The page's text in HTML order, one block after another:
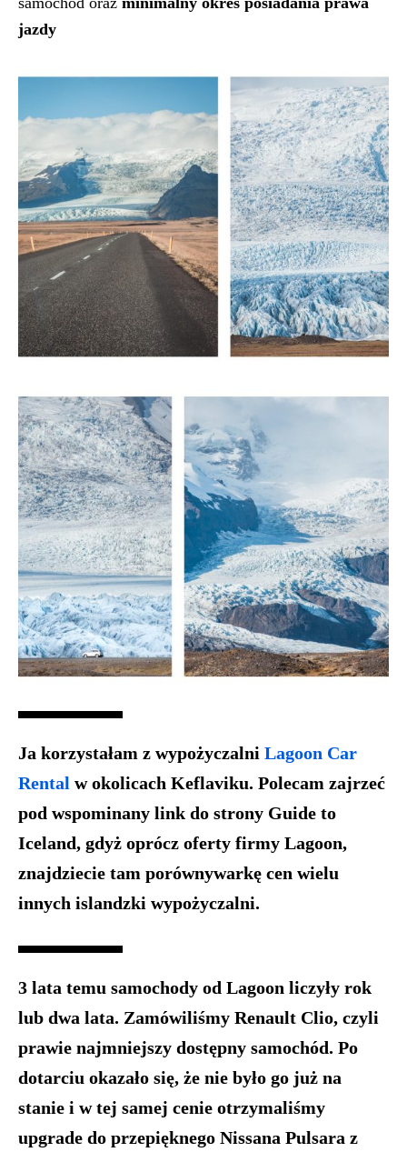
jazdy
Ja korzystałam z wypożyczalni Lagoon Car
Rental w okolicach Keflaviku. Polecam zajrzeć
pod wspominany link do strony Guide to
Iceland, gdyż oprócz oferty firmy Lagoon,
znajdziecie tam porównywarkę cen wielu
innych islandzki wypożyczalni.
3 lata temu samochody od Lagoon liczyły rok
lub dwa lata. Zamówiliśmy Renault Clio, czyli
prawie najmniejszy dostępny samochód. Po
dotarciu okazało się, że nie było go już na
stanie i w tej samej cenie otrzymaliśmy
upgrade do przepięknego Nissana Pulsara z